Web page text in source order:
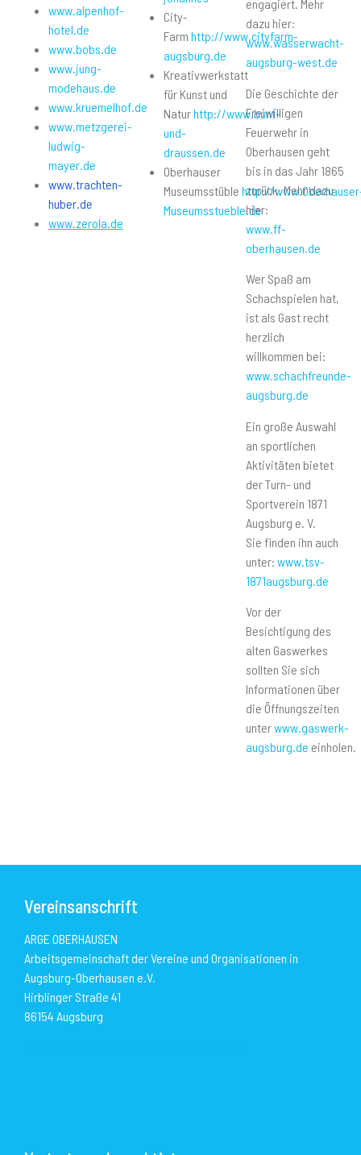
www.alpenhof-
hotel.de
www.bobs.de
www.jung-
modehaus.de
www.kruemelhof.de
www.metzgerei-
ludwig-
mayer.de
www.trachten-
huber.de
www.zerola.de
City-
Farm http://www.cityfarm-
augsburg.de
Kreativwerkstatt
für Kunst und
Naturhttp://www.bunt-
und-
draussen.de
Oberhauser
Museumsstüble http://
Museumsstueble.de
engagiert. Mehr
dazu hier:
www.wasserwacht-
augsburg-west.de
Die Geschichte der
Freiwilligen
Feuerwehr in
Oberhausen geht
bis in das Jahr 1865
zurück. Mehr dazu
hier:
www.ff-
oberhausen.de
Wer Spaß am
Schachspielen hat,
ist als Gast recht
herzlich
willkommen bei:
www.schachfreunde-
augsburg.de
Ein große Auswahl
an sportlichen
Aktivitäten bietet
der Turn- und
Sportverein 1871
Augsburg e. V.
Sie finden ihn auch
unter:www.tsv-
1871augsburg.de
Vor der
Besichtigung des
alten Gaswerkes
sollten Sie sich
Informationen über
die Öffnungszeiten
unterwww.gaswerk-
augsburg.de einholen.
Vereinsanschrift
ARGE OBERHAUSEN
Arbeitsgemeinschaft der Vereine und Organisationen in
Augsburg-Oberhausen e.V.
Hirblinger Straße 41
86154 Augsburg